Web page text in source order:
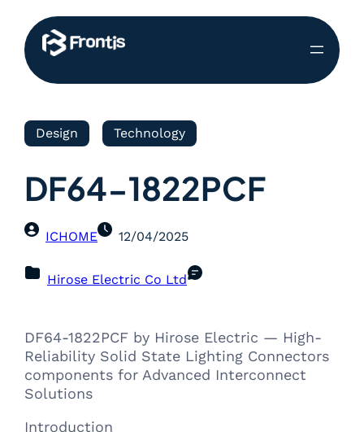
Design Technology
DF64-1822PCF
ICHOME 12/04/2025
Hirose Electric Co Ltd
DF64-1822PCF by Hirose Electric — High-
Reliability Solid State Lighting Connectors
components for Advanced Interconnect
Solutions
Introduction